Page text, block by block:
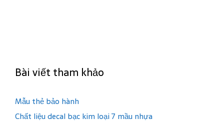
Bài viết tham khảo
Mẫu thẻ bảo hành
Chất liệu decal bạc kim loại 7 mầu nhựa